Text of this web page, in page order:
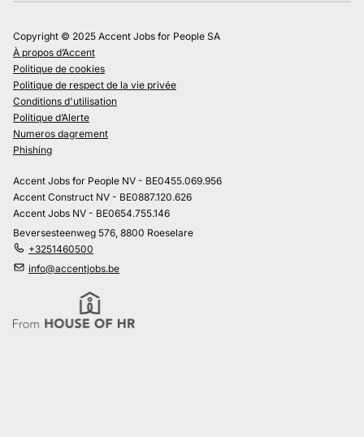
Copyright © 2025 Accent Jobs for People SA
À propos d’Accent
Politique de cookies
Politique de respect de la vie privée
Conditions d'utilisation
Politique d’Alerte
Numeros dagrement
Phishing
Accent Jobs for People NV - BE0455.069.956
Accent Construct NV - BE0887.120.626
Accent Jobs NV - BE0654.755.146
Beversesteenweg 576, 8800 Roeselare
+3251460500
info@accentjobs.be